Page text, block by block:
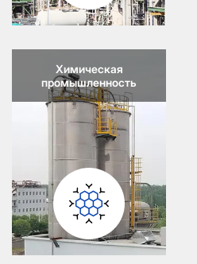
Химическая
промышленность